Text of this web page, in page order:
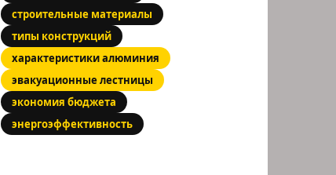
строительные материалы
типы конструкций
характеристики алюминия
эвакуационные лестницы
экономия бюджета
энергоэффективность